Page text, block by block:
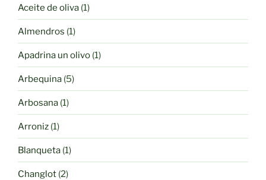
Aceite de oliva 11
producto
Almendros 11
producto
Apadrina un olivo 11
producto
Arbequina 55
productos
Arbosana 11
producto
Arroniz 11
producto
Blanqueta 11
producto
Changlot 22